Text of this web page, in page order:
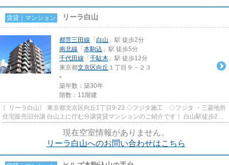
賃貸｜マンション リーラ白山
都営三田線 「 白山 」駅 徒歩2分
南北線 「 本駒込 」駅 徒歩5分
千代田線 「 千駄木 」駅 徒歩12分
東京都文京区向丘 １丁目９－２３
-
築年数：築30年
階数：11階建
〘リーラ白山〙 東京都文京区向丘1丁目9-23 ◇フジタ施工 ◇フジタ ・三菱地所
住宅販売旧分譲 白山上に佇む分譲賃貸マンションのご紹介です！ 白山駅徒歩2分
現在空室情報がありません。
リーラ白山へのお問い合わせはこちら